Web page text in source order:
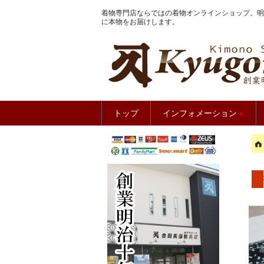
着物専門店ならではの着物オンラインショップ。
に本物をお届けします。
きもの館
トップ インフォメーション »